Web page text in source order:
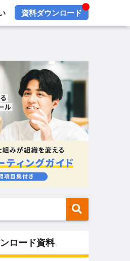
資料ダウンロード
ロード資料